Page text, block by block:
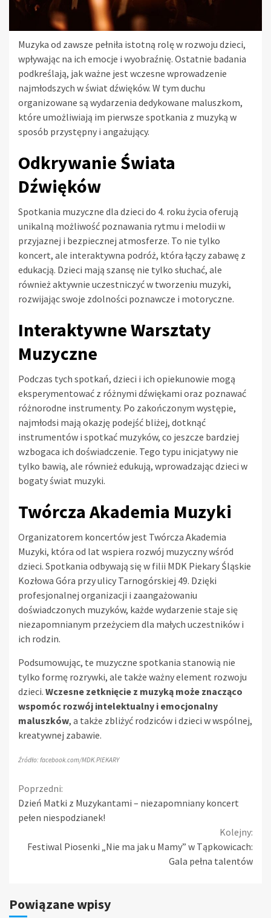
Muzyka od zawsze pełniła istotną rolę w rozwoju dzieci,
wpływając na ich emocje i wyobraźnię. Ostatnie badania
podkreślają, jak ważne jest wczesne wprowadzenie
najmłodszych w świat dźwięków. W tym duchu
organizowane są wydarzenia dedykowane maluszkom,
które umożliwiają im pierwsze spotkania z muzyką w
sposób przystępny i angażujący.
Odkrywanie Świata
Dźwięków
Spotkania muzyczne dla dzieci do 4. roku życia oferują
unikalną możliwość poznawania rytmu i melodii w
przyjaznej i bezpiecznej atmosferze. To nie tylko
koncert, ale interaktywna podróż, która łączy zabawę z
edukacją. Dzieci mają szansę nie tylko słuchać, ale
również aktywnie uczestniczyć w tworzeniu muzyki,
rozwijając swoje zdolności poznawcze i motoryczne.
Interaktywne Warsztaty
Muzyczne
Podczas tych spotkań, dzieci i ich opiekunowie mogą
eksperymentować z różnymi dźwiękami oraz poznawać
różnorodne instrumenty. Po zakończonym występie,
najmłodsi mają okazję podejść bliżej, dotknąć
instrumentów i spotkać muzyków, co jeszcze bardziej
wzbogaca ich doświadczenie. Tego typu inicjatywy nie
tylko bawią, ale również edukują, wprowadzając dzieci w
bogaty świat muzyki.
Twórcza Akademia Muzyki
Organizatorem koncertów jest Twórcza Akademia
Muzyki, która od lat wspiera rozwój muzyczny wśród
dzieci. Spotkania odbywają się w filii MDK Piekary Śląskie
Kozłowa Góra przy ulicy Tarnogórskiej 49. Dzięki
profesjonalnej organizacji i zaangażowaniu
doświadczonych muzyków, każde wydarzenie staje się
niezapomnianym przeżyciem dla małych uczestników i
ich rodzin.
Podsumowując, te muzyczne spotkania stanowią nie
tylko formę rozrywki, ale także ważny element rozwoju
dzieci. Wczesne zetknięcie z muzyką może znacząco
wspomóc rozwój intelektualny i emocjonalny
maluszków, a także zbliżyć rodziców i dzieci w wspólnej,
kreatywnej zabawie.
Źródło: facebook.com/MDK.PIEKARY
Continue
Reading
Poprzedni:
Dzień Matki z Muzykantami – niezapomniany koncert
pełen niespodzianek!
Kolejny:
Festiwal Piosenki „Nie ma jak u Mamy” w Tąpkowicach:
Gala pełna talentów
Powiązane wpisy